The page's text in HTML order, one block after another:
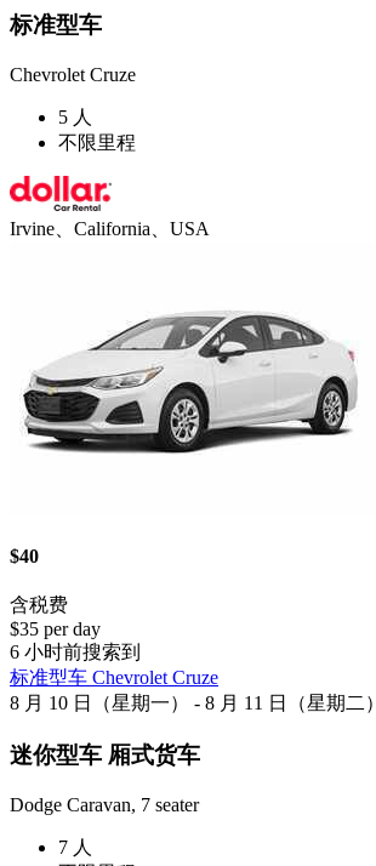
标准型车
Chevrolet Cruze
5 人
不限里程
Irvine、California、USA
$40
含税费
$35 per day
6 小时前搜索到
标准型车 Chevrolet Cruze
8 月 10 日（星期一） - 8 月 11 日（星期二）
迷你型车 厢式货车
Dodge Caravan, 7 seater
7 人